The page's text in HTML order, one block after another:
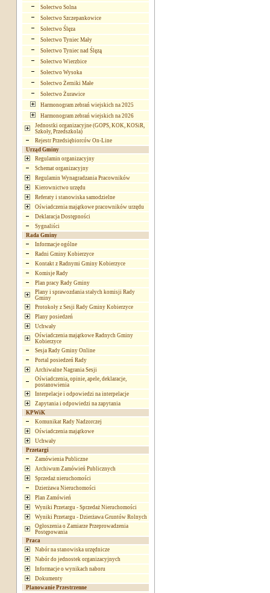
Sołectwo Solna
Sołectwo Szczepankowice
Sołectwo Ślęza
Sołectwo Tyniec Mały
Sołectwo Tyniec nad Ślęzą
Sołectwo Wierzbice
Sołectwo Wysoka
Sołectwo Żerniki Małe
Sołectwo Żurawice
Harmonogram zebrań wiejskich na 2025
Harmonogram zebrań wiejskich na 2026
Jednostki organizacyjne (GOPS, KOK, KOSiR,
Szkoły, Przedszkola)
Rejestr Przedsiębiorców On-Line
Urząd Gminy
Regulamin organizacyjny
Schemat organizacyjny
Regulamin Wynagradzania Pracowników
Kierownictwo urzędu
Referaty i stanowiska samodzielne
Oświadczenia majątkowe pracowników urzędu
Deklaracja Dostępności
Sygnaliści
Rada Gminy
Informacje ogólne
Radni Gminy Kobierzyce
Kontakt z Radnymi Gminy Kobierzyce
Komisje Rady
Plan pracy Rady Gminy
Plany i sprawozdania stałych komisji Rady
Gminy
Protokoły z Sesji Rady Gminy Kobierzyce
Plany posiedzeń
Uchwały
Oświadczenia majątkowe Radnych Gminy
Kobierzyce
Sesja Rady Gminy Online
Portal posiedzeń Rady
Archiwalne Nagrania Sesji
Oświadczenia, opinie, apele, deklaracje,
postanowienia
Interpelacje i odpowiedzi na interpelacje
Zapytania i odpowiedzi na zapytania
KPWiK
Komunikat Rady Nadzorczej
Oświadczenia majątkowe
Uchwały
Przetargi
Zamówienia Publiczne
Archiwum Zamówień Publicznych
Sprzedaż nieruchomości
Dzierżawa Nieruchomości
Plan Zamówień
Wyniki Przetargu - Sprzedaż Nieruchomości
Wyniki Przetargu - Dzierżawa Gruntów Rolnych
Ogłoszenia o Zamiarze Przeprowadzenia
Postępowania
Praca
Nabór na stanowiska urzędnicze
Nabór do jednostek organizacyjnych
Informacje o wynikach naboru
Dokumenty
Planowanie Przestrzenne